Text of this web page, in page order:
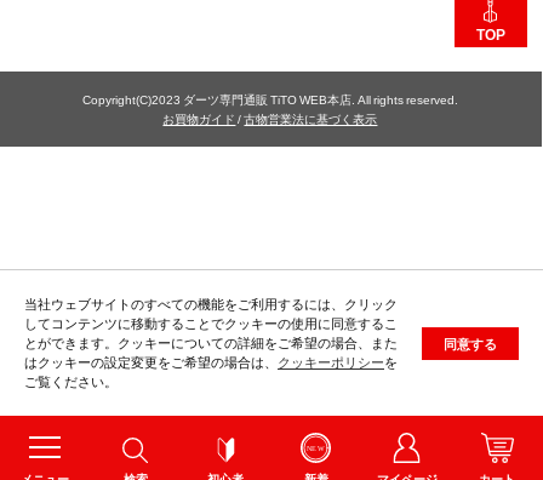
当社ウェブサイトのすべての機能をご利用するには、クリック
してコンテンツに移動することでクッキーの使用に同意するこ
とができます。クッキーについての詳細をご希望の場合、また
はクッキーの設定変更をご希望の場合は、 クッキーポリシーを
ご覧ください。
同意する
TOP
Copyright(C)2023 ダーツ専門通販 TiTO WEB本店. All rights reserved.
お買物ガイド /古物営業法に基づく表示